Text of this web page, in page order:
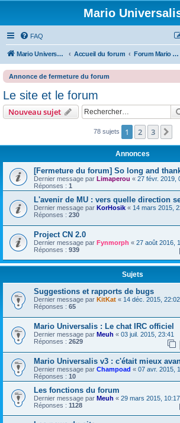
Mario
FAQ
Mario Universalis Accueil du forum Forum Mario Universalis
Annonce de fermeture du forum
Le site et le forum
Nouveau sujet
78 sujets 1 2 3
Annonces
[Fermeture du forum] So long and
Dernier message par Limaperou « 27 févr. 2019,
Réponses : 1
L'avenir de MU : vers quelle direction
Dernier message par KorHosik « 14 mars 2015,
Réponses : 230
Project CN 2.0
Dernier message par Fynmorph « 27 août 2016,
Réponses : 939
Sujets
Suggestions et rapports de bugs
Dernier message par KitKat « 14 déc. 2015, 22:02
Réponses : 65
Mario Universalis : Le chat IRC officiel
Dernier message par Meuh « 03 juil. 2015, 23:41
Réponses : 2629
Mario Universalis v3 : c'était mieux
Dernier message par Champoad « 07 avr. 2015,
Réponses : 10
Les fonctions du forum
Dernier message par Meuh « 29 mars 2015, 10:17
Réponses : 1128